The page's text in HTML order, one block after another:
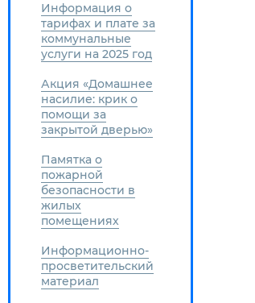
Информация о
тарифах и плате за
коммунальные
услуги на 2025 год
Акция «Домашнее
насилие: крик о
помощи за
закрытой дверью»
Памятка о
пожарной
безопасности в
жилых
помещениях
Информационно-
просветительский
материал